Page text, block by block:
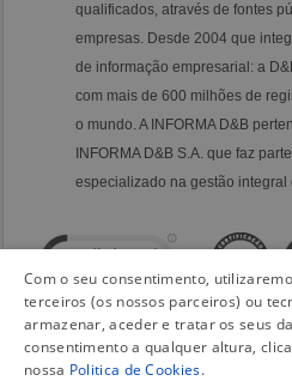
qualificados, através de fontes
empresas. Desde 2004 que
de informação empresarial: a
com mais de 600 milhões de
o mundo. A INFORMA D&B
INFORMA D&B S.A. que faz
especializado na gestão integral
Com o seu consentimento,
terceiros (os nossos parceiros) ou
armazenar, aceder e tratar os seus
consentimento a qualquer altura,
nossa Politica de Cookies.